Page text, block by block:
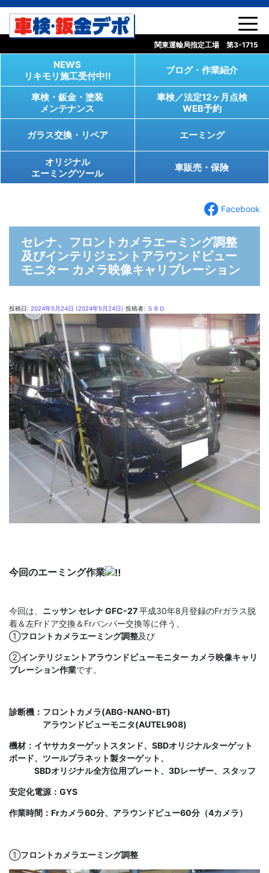
コンテンツへスキップ
関東運輸局指定工場 第3-1715
NEWS
リキモリ施工受付中!!
ブログ・作業紹介
車検・鈑金・塗装
メンテナンス
車検／法定12ヶ月点検
WEB予約
ガラス交換・リペア エーミング
オリジナル
エーミングツール
車販売・保険
Facebook
セレナ、フロントカメラエーミング調整
及びインテリジェントアラウンドビュー
モニター カメラ映像キャリブレーション
投稿日: 2024年5月24日 (2024年5月24日) 投稿者: ＳＢＤ
今回のエーミング作業
今回は、 ニッサン セレナ GFC-27平成30年8月登録のFrガラス脱
着＆左Frドア交換＆Frバンパー交換等に伴う、
①フロントカメラエーミング調整及び
②インテリジェントアラウンドビューモニター カメラ映像キャリ
ブレーション作業です。
診断機：フロントカメラ(ABG-NANO-BT)
アラウンドビューモニタ(AUTEL908)
機材：イヤサカターゲットスタンド、SBDオリジナルターゲット
ボード、ツールプラネット製ターゲット、
SBDオリジナル全方位用プレート、3Dレーザー、スタッフ
安定化電源：GYS
作業時間：Frカメラ60分、アラウンドビュー60分（4カメラ）
①フロントカメラエーミング調整